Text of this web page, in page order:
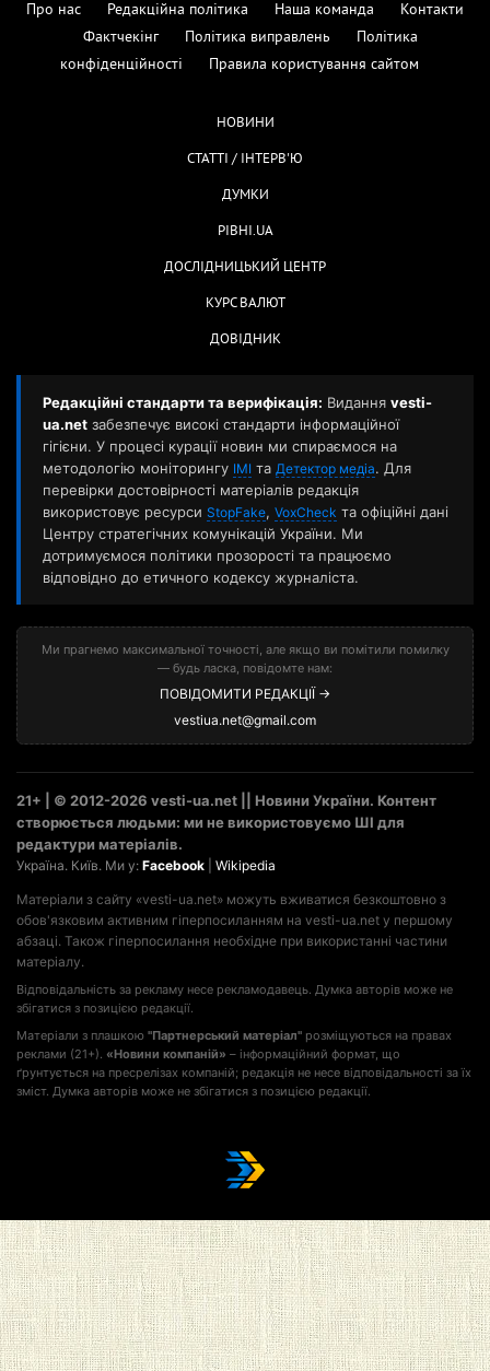
Про нас Редакційна політика Наша команда
Контакти
Фактчекінг
Політика виправлень
Політика
конфіденційності
Правила користування сайтом
НОВИНИ
СТАТТІ / ІНТЕРВ'Ю
ДУМКИ
РІВНІ.UA
ДОСЛІДНИЦЬКИЙ ЦЕНТР
КУРС ВАЛЮТ
ДОВІДНИК
Редакційні стандарти та верифікація: Видання vesti-
ua.net забезпечує високі стандарти інформаційної
гігієни. У процесі курації новин ми спираємося на
методологію моніторингу ІМІ та Детектор медіа. Для
перевірки достовірності матеріалів редакція
використовує ресурси StopFake, VoxCheck та офіційні дані
Центру стратегічних комунікацій України. Ми
дотримуємося політики прозорості та працюємо
відповідно до етичного кодексу журналіста.
Ми прагнемо максимальної точності, але якщо ви помітили помилку
— будь ласка, повідомте нам:
ПОВІДОМИТИ РЕДАКЦІЇ →
vestiua.net@gmail.com
21+ | © 2012-2026 vesti-ua.net || Новини України. Контент
створюється людьми: ми не використовуємо ШІ для
редактури матеріалів.
Україна. Київ. Ми у: Facebook Wikipedia
Матеріали з сайту «vesti-ua.net» можуть вживатися безкоштовно з
обов'язковим активним гіперпосиланням на vesti-ua.net у першому
абзаці. Також гіперпосилання необхідне при використанні частини
матеріалу.
Відповідальність за рекламу несе рекламодавець. Думка авторів може не
збігатися з позицією редакції.
Матеріали з плашкою "Партнерський матеріал" розміщуються на правах
реклами (21+). «Новини компаній» – інформаційний формат, що
ґрунтується на пресрелізах компаній; редакція не несе відповідальності за їх
зміст. Думка авторів може не збігатися з позицією редакції.